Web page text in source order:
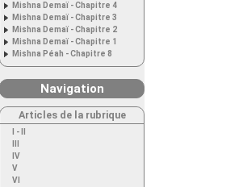
Mishna Demaï - Chapitre 4
Mishna Demaï - Chapitre 3
Mishna Demaï - Chapitre 2
Mishna Demaï - Chapitre 1
Mishna Péah - Chapitre 8
Navigation
Articles de la rubrique
I - II
IV
V
VI